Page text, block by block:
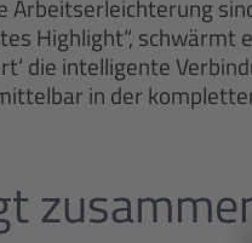
Arbeitserleichterung
Highlight“,
die intelligente
in der